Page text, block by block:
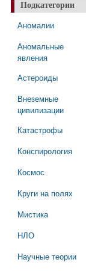
Подкатегории
Аномалии
Аномальные
явления
Астероиды
Внеземные
цивилизации
Катастрофы
Конспирология
Космос
Круги на полях
Мистика
НЛО
Научные теории